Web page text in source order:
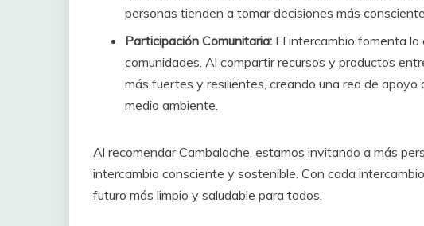
personas tienden a tomar decisiones más
Participación Comunitaria: El intercambio fomenta
comunidades. Al compartir recursos y productos
más fuertes y resilientes, creando una red de apoyo
medio ambiente.
Al recomendar Cambalache, estamos invitando a más
intercambio consciente y sostenible. Con cada
futuro más limpio y saludable para todos.